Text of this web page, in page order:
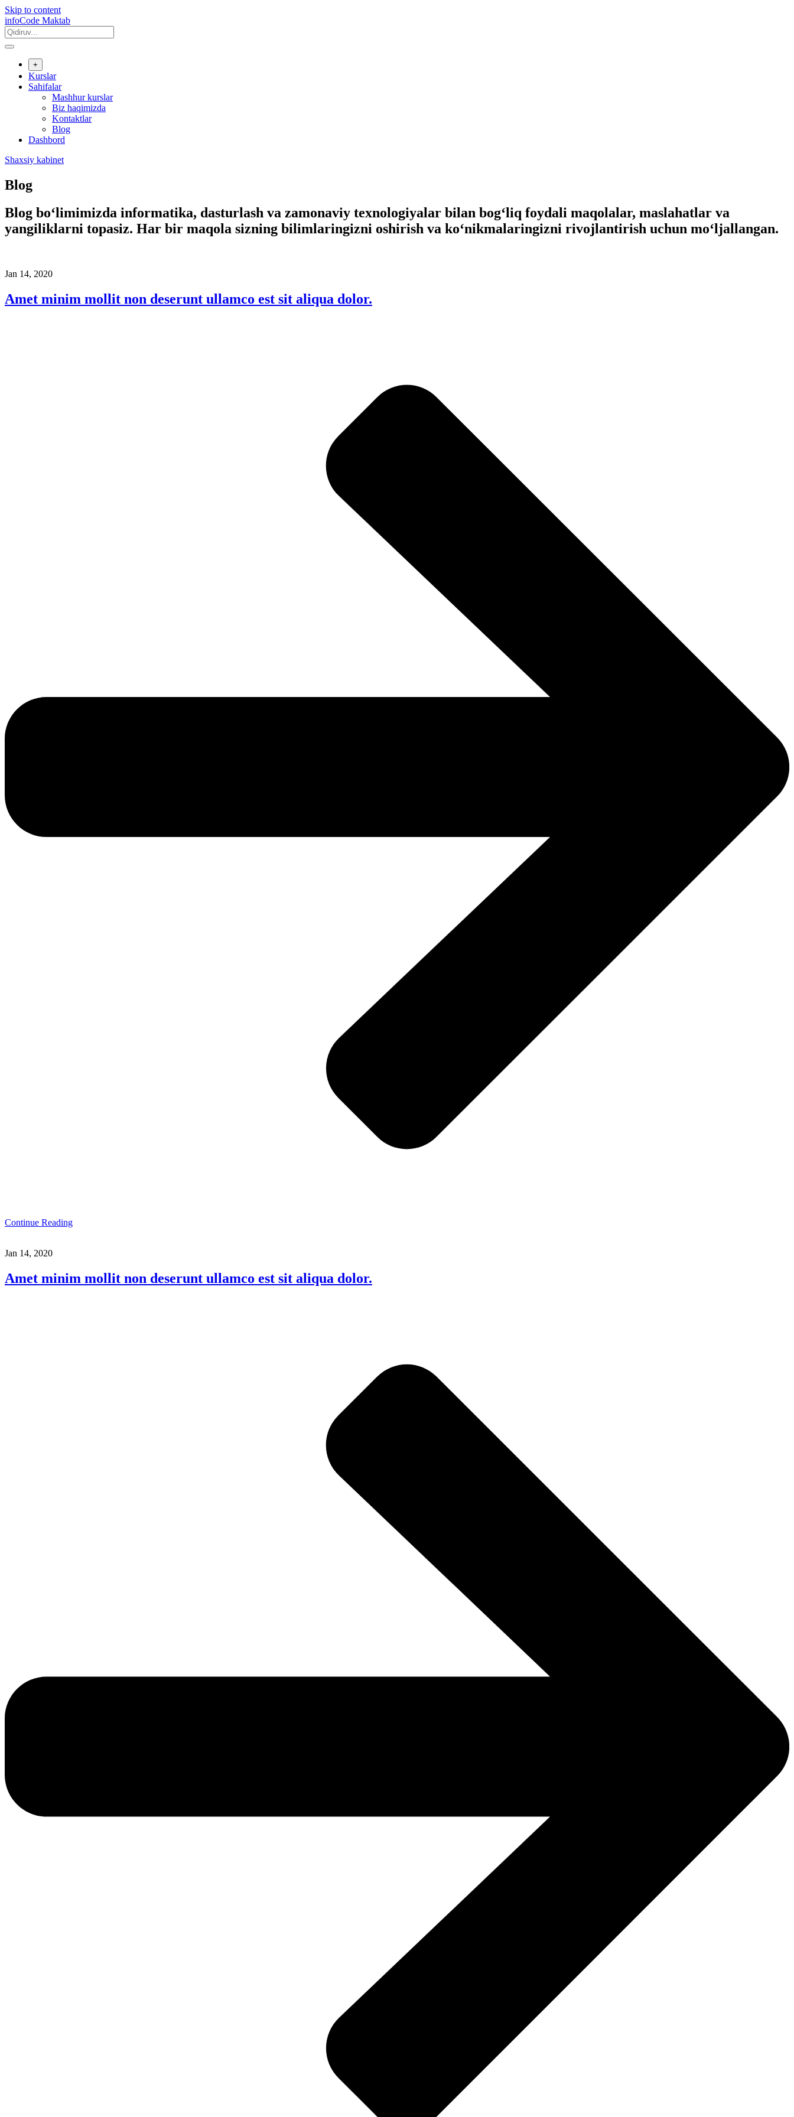
Skip to content
infoCode Maktab
+
Kurslar
Sahifalar
Mashhur kurslar
Biz haqimizda
Kontaktlar
Blog
Dashbord
Shaxsiy kabinet
Blog
Blog bo‘limimizda informatika, dasturlash va zamonaviy texnologiyalar bilan bog‘liq foydali maqolalar, maslahatlar va
yangiliklarni topasiz. Har bir maqola sizning bilimlaringizni oshirish va ko‘nikmalaringizni rivojlantirish uchun mo‘ljallangan.
Jan 14, 2020
Amet minim mollit non deserunt ullamco est sit aliqua dolor.
Continue Reading
Jan 14, 2020
Amet minim mollit non deserunt ullamco est sit aliqua dolor.